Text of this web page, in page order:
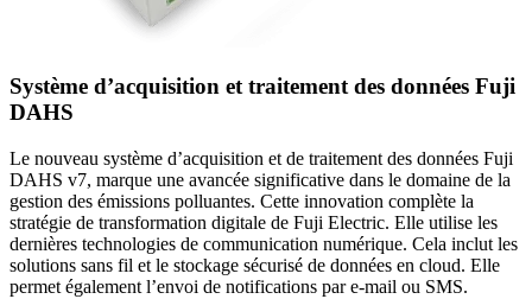
Système d’acquisition et traitement des données Fuji
DAHS
Le nouveau système d’acquisition et de traitement des données Fuji
DAHS v7, marque une avancée significative dans le domaine de la
gestion des émissions polluantes. Cette innovation complète la
stratégie de transformation digitale de Fuji Electric. Elle utilise les
dernières technologies de communication numérique. Cela inclut les
solutions sans fil et le stockage sécurisé de données en cloud. Elle
permet également l’envoi de notifications par e-mail ou SMS.